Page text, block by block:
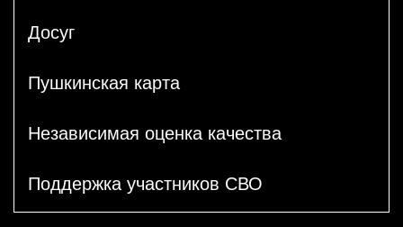
Досуг
Пушкинская карта
Независимая оценка качества
Поддержка участников СВО